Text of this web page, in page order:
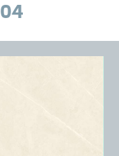
KÊNH PHÂN
THƯ
04